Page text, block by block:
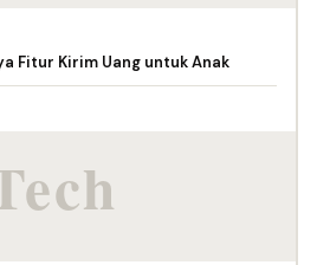
Fitur Kirim Uang untuk Anak